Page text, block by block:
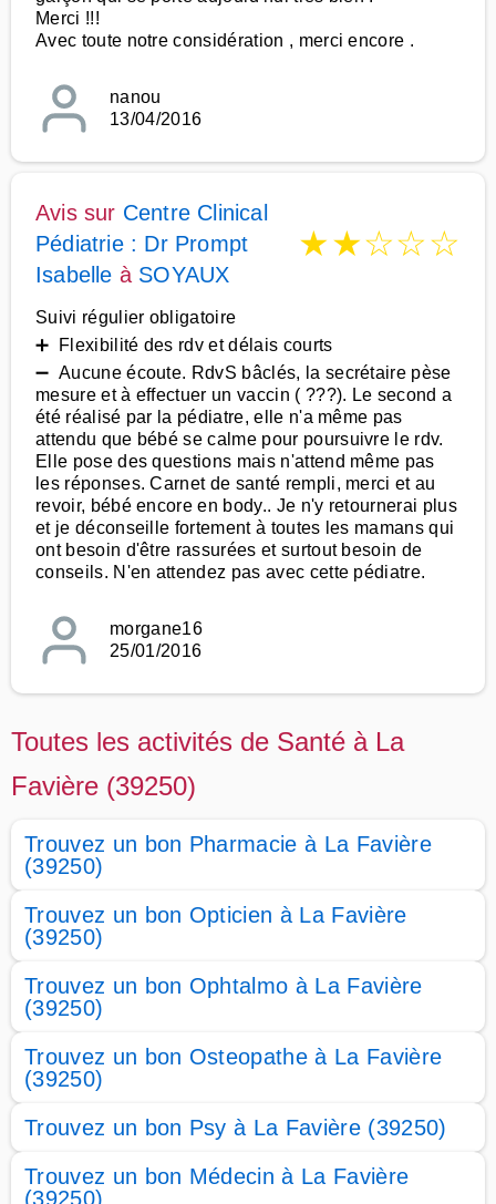
Merci !!!
Avec toute notre considération , merci encore .
nanou
13/04/2016
Avis sur Centre Clinical
Pédiatrie : Dr Prompt
Isabelle à SOYAUX
★★☆☆☆
Suivi régulier obligatoire
➕ Flexibilité des rdv et délais courts
➖ Aucune écoute. RdvS bâclés, la secrétaire pèse
mesure et à effectuer un vaccin ( ???). Le second a
été réalisé par la pédiatre, elle n'a même pas
attendu que bébé se calme pour poursuivre le rdv.
Elle pose des questions mais n'attend même pas
les réponses. Carnet de santé rempli, merci et au
revoir, bébé encore en body.. Je n'y retournerai plus
et je déconseille fortement à toutes les mamans qui
ont besoin d'être rassurées et surtout besoin de
conseils. N'en attendez pas avec cette pédiatre.
morgane16
25/01/2016
Toutes les activités de Santé à La
Favière (39250)
Trouvez un bon Pharmacie à La Favière
(39250)
Trouvez un bon Opticien à La Favière
(39250)
Trouvez un bon Ophtalmo à La Favière
(39250)
Trouvez un bon Osteopathe à La Favière
(39250)
Trouvez un bon Psy à La Favière (39250)
Trouvez un bon Médecin à La Favière
(39250)